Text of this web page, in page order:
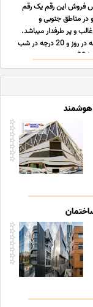
هیبرید 8320 سمینیس فروش این رقم یک رقم
مناطق جنوبی و
و پر طرفدار میباشد.
بیشترین جوانه¬زنی را در دمای 30 درجه در روز و 20 درجه در شب
هوشمند